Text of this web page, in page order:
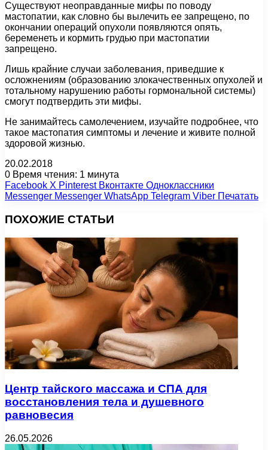
Существуют неоправданные мифы по поводу
мастопатии, как словно бы вылечить ее запрещено, по
окончании операций опухоли появляются опять,
беременеть и кормить грудью при мастопатии
запрещено.
Лишь крайние случаи заболевания, приведшие к
осложнениям (образованию злокачественных опухолей и
тотальному нарушению работы гормональной системы)
смогут подтвердить эти мифы.
Не занимайтесь самолечением, изучайте подробнее, что
такое мастопатия симптомы и лечение и живите полной
здоровой жизнью.
20.02.2018
0 Время чтения: 1 минута
Facebook X Pinterest Вконтакте Одноклассники
Messenger Messenger WhatsApp Telegram Viber Печатать
ПОХОЖИЕ СТАТЬИ
Центр тайского массажа и СПА для
восстановления тела и душевного
равновесия
26.05.2026